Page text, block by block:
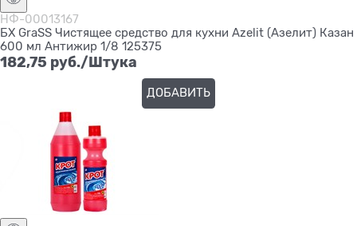
НФ-00013167
БХ GraSS Чистящее средство для кухни Azelit (Азелит) Казан
600 мл Антижир 1/8 125375
182,75 руб./Штука
ДОБАВИТЬ